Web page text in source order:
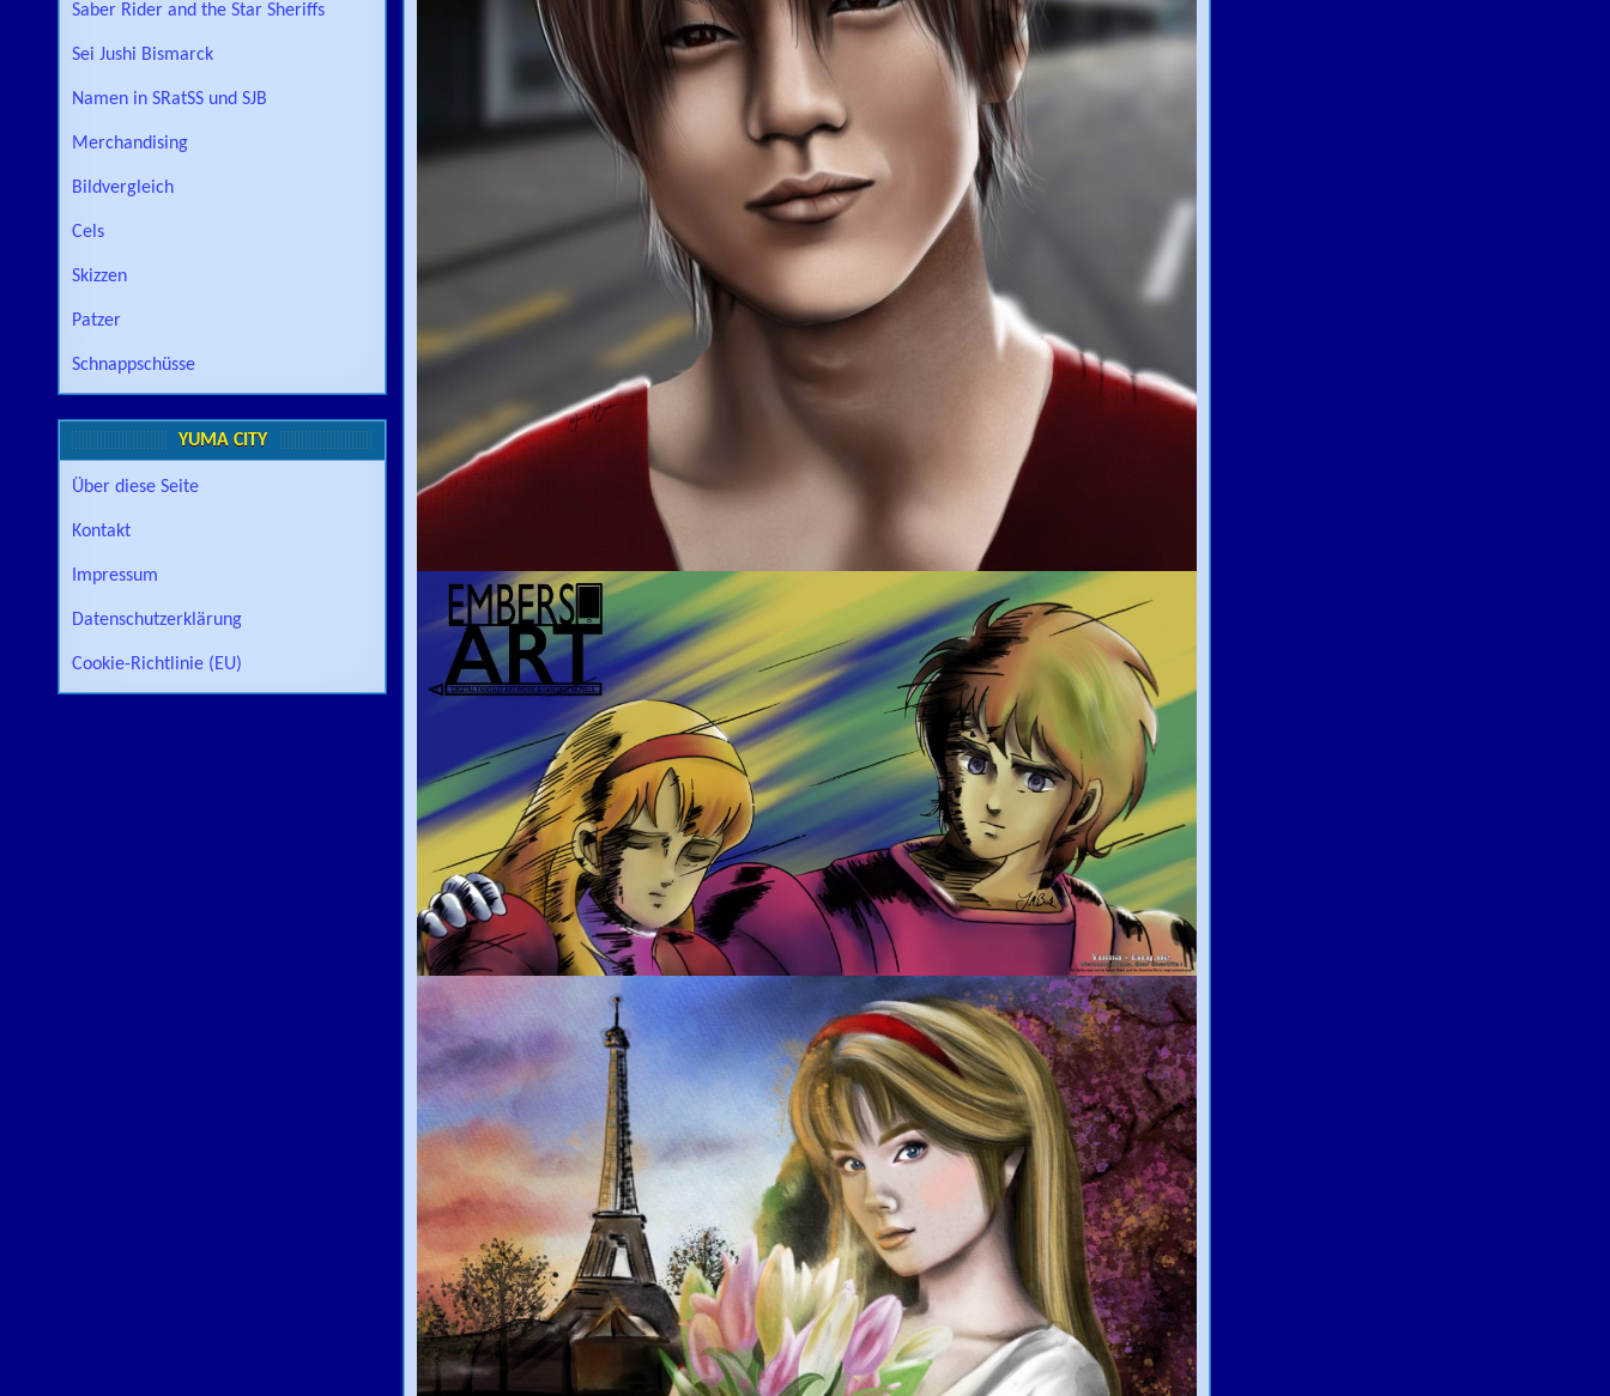
Saber Rider and the Star Sheriffs
Sei Jushi Bismarck
Namen in SRatSS und SJB
Merchandising
Bildvergleich
Cels
Skizzen
Patzer
Schnappschüsse
YUMA CITY
Über diese Seite
Kontakt
Impressum
Datenschutzerklärung
Cookie-Richtlinie (EU)